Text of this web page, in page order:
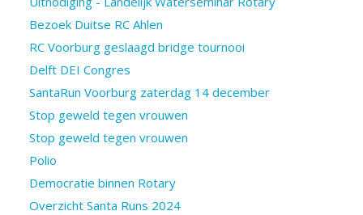
Bezoek Duitse RC Ahlen
RC Voorburg geslaagd bridge tournooi
Delft DEI Congres
SantaRun Voorburg zaterdag 14 december
Stop geweld tegen vrouwen
Stop geweld tegen vrouwen
Polio
Democratie binnen Rotary
Overzicht Santa Runs 2024